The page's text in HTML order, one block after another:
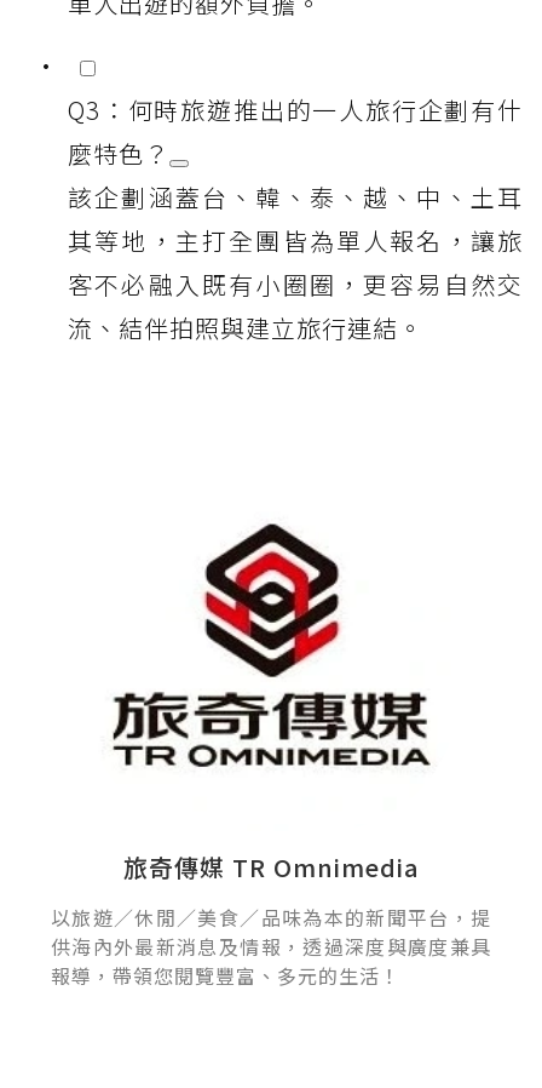
Q3：何時旅遊推出的一人旅行企劃有什
麼特色？
該企劃涵蓋台、韓、泰、越、中、土耳
其等地，主打全團皆為單人報名，讓旅
客不必融入既有小圈圈，更容易自然交
流、結伴拍照與建立旅行連結。
旅奇傳媒 TR Omnimedia
以旅遊／休閒／美食／品味為本的新聞平台，提
供海內外最新消息及情報，透過深度與廣度兼具
報導，帶領您閱覽豐富、多元的生活！